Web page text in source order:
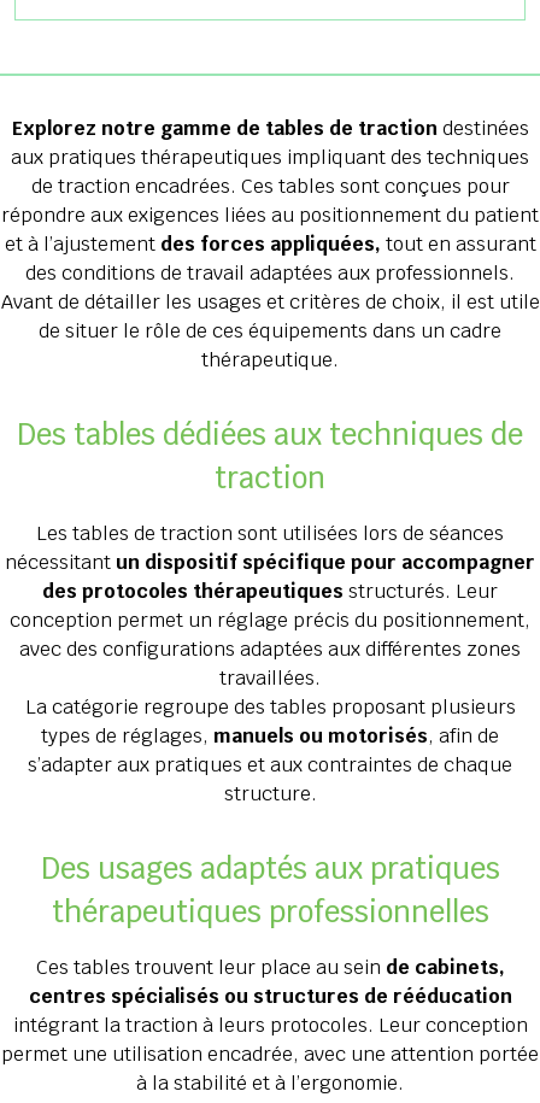
Explorez notre gamme de tables de tractiondestinées
aux pratiques thérapeutiques impliquant des techniques
de traction encadrées. Ces tables sont conçues pour
répondre aux exigences liées au positionnement du patient
et à l’ajustement des forces appliquées, tout en assurant
des conditions de travail adaptées aux professionnels.
Avant de détailler les usages et critères de choix, il est utile
de situer le rôle de ces équipements dans un cadre
thérapeutique.
Des tables dédiées aux techniques de
traction
Les tables de traction sont utilisées lors de séances
nécessitant un dispositif spécifique pour accompagner
des protocoles thérapeutiques structurés. Leur
conception permet un réglage précis du positionnement,
avec des configurations adaptées aux différentes zones
travaillées.
La catégorie regroupe des tables proposant plusieurs
types de réglages, manuels ou motorisés, afin de
s’adapter aux pratiques et aux contraintes de chaque
structure.
Des usages adaptés aux pratiques
thérapeutiques professionnelles
Ces tables trouvent leur place au sein de cabinets,
centres spécialisés ou structures de rééducation
intégrant la traction à leurs protocoles. Leur conception
permet une utilisation encadrée, avec une attention portée
à la stabilité et à l’ergonomie.